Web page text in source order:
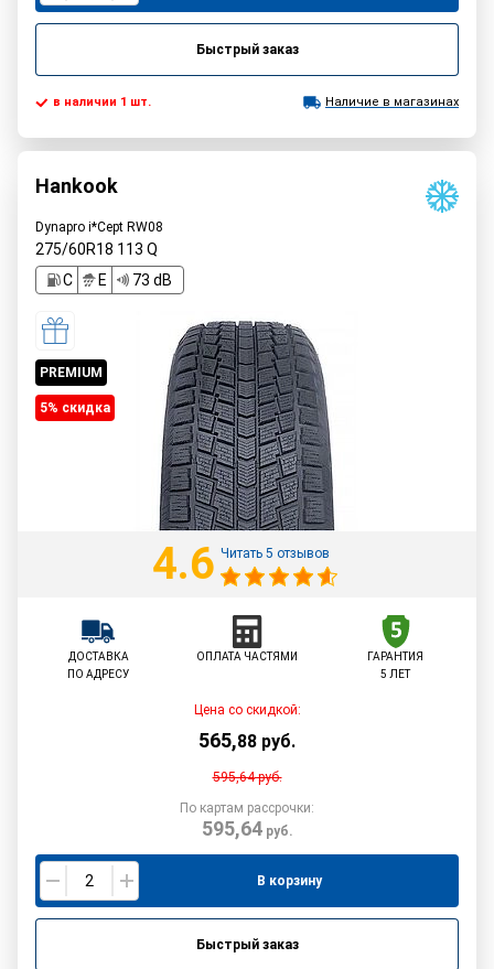
Быстрый заказ
в наличии 1 шт. Наличие в магазинах
Hankook
Dynapro i*Cept RW08
275/60R18 113 Q
C
E 73 dB
PREMIUM
5% cкидка
4.6 Читать 5 отзывов
ДОСТАВКА
ПО АДРЕСУ
ОПЛАТА ЧАСТЯМИ
ГАРАНТИЯ
5 ЛЕТ
Цена со скидкой:
565,88 руб.
595,64руб.
По картам рассрочки:
595,64руб.
В корзину
Быстрый заказ